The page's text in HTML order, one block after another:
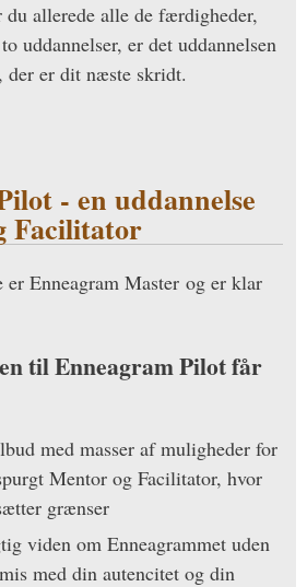
du allerede alle de færdigheder,
uddannelser, er det uddannelsen
, der er dit næste skridt.
- en uddannelse
Facilitator
Enneagram Master og er klar
til Enneagram Pilot får
med masser af muligheder for
Mentor og Facilitator, hvor
grænser
viden om Enneagrammet uden
med din autencitet og din